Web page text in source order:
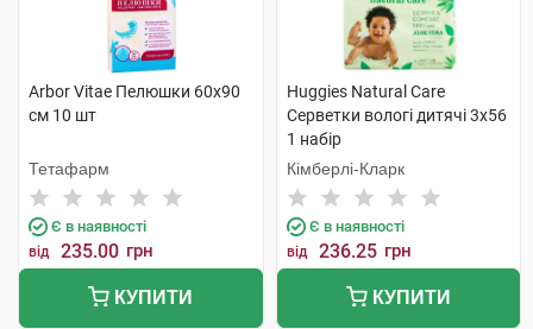
Arbor Vitae Пелюшки 60х90
см 10 шт
Тетафарм
Є в наявності
від 235.00 грн
КУПИТИ
Huggies Natural Care
Серветки вологі дитячі 3х56
1 набір
Кімберлі-Кларк
Є в наявності
від 236.25 грн
КУПИТИ